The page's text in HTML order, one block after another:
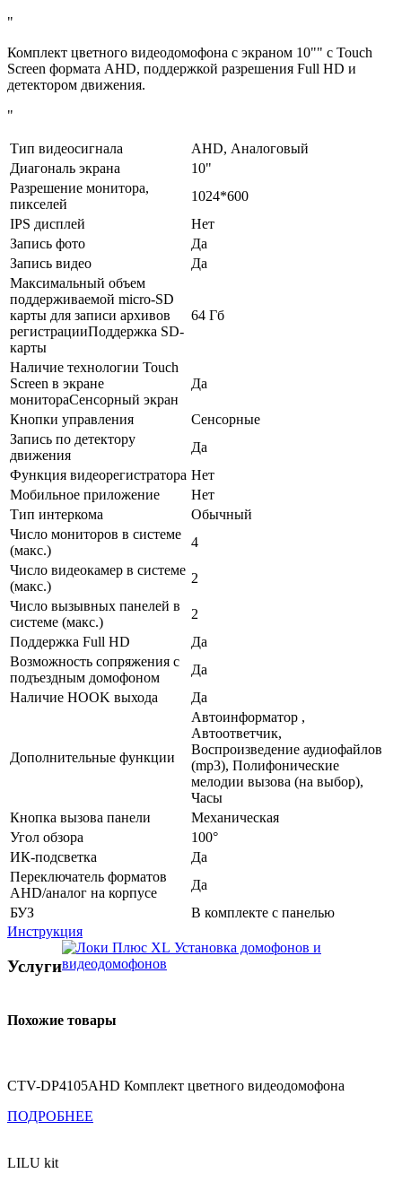
"
Комплект цветного видеодомофона с экраном 10"" с Touch
Screen формата AHD, поддержкой разрешения Full HD и
детектором движения.
"
Тип видеосигнала
AHD, Аналоговый
Диагональ экрана
10"
Разрешение монитора,
пикселей
1024*600
IPS дисплей
Нет
Запись фото
Да
Запись видео
Да
Максимальный объем
поддерживаемой micro-SD
карты для записи архивов
регистрацииПоддержка SD-
карты
64 Гб
Наличие технологии Touch
Screen в экране
монитораСенсорный экран
Да
Кнопки управления
Сенсорные
Запись по детектору
движения
Да
Функция видеорегистратора Нет
Мобильное приложение
Нет
Тип интеркома
Обычный
Число мониторов в системе
(макс.)
4
Число видеокамер в системе
(макс.)
2
Число вызывных панелей в
системе (макс.)
2
Поддержка Full HD
Да
Возможность сопряжения с
подъездным домофоном
Да
Наличие HOOK выхода
Да
Дополнительные функции
Автоинформатор ,
Автоответчик,
Воспроизведение аудиофайлов
(mp3), Полифонические
мелодии вызова (на выбор),
Часы
Кнопка вызова панели
Механическая
Угол обзора
100°
ИК-подсветка
Да
Переключатель форматов
AHD/аналог на корпусе
Да
БУЗ
В комплекте с панелью
Инструкция
Услуги
Установка домофонов и
видеодомофонов
Похожие товары
CTV-DP4105AHD Комплект цветного видеодомофона
ПОДРОБНЕЕ
LILU kit